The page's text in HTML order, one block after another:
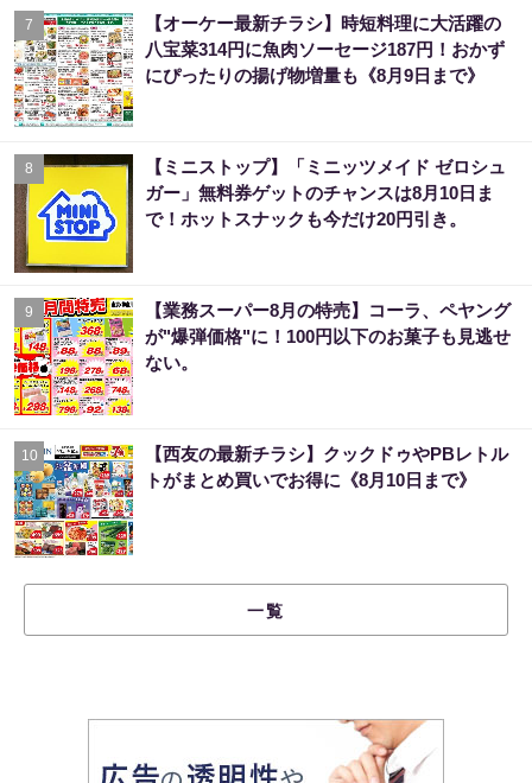
7
【オーケー最新チラシ】時短料理に大活躍の
八宝菜314円に魚肉ソーセージ187円！おかず
にぴったりの揚げ物増量も《8月9日まで》
8
【ミニストップ】「ミニッツメイド ゼロシュ
ガー」無料券ゲットのチャンスは8月10日ま
で！ホットスナックも今だけ20円引き。
9
【業務スーパー8月の特売】コーラ、ペヤング
が"爆弾価格"に！100円以下のお菓子も見逃せ
ない。
10
【西友の最新チラシ】クックドゥやPBレトル
トがまとめ買いでお得に《8月10日まで》
一覧